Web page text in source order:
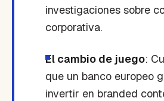
investigaciones sobre
corporativa.
El cambio de juego:
que un banco europeo
invertir en branded